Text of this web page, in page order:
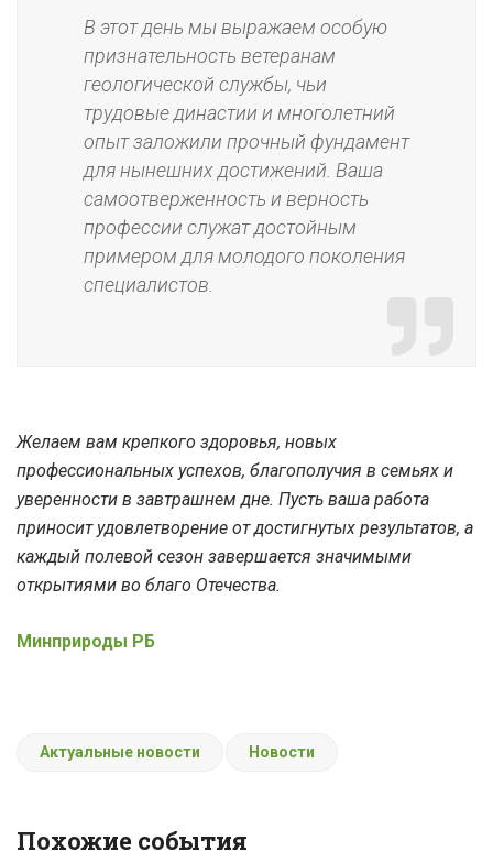
В этот день мы выражаем особую
признательность ветеранам
геологической службы, чьи
трудовые династии и многолетний
опыт заложили прочный фундамент
для нынешних достижений. Ваша
самоотверженность и верность
профессии служат достойным
примером для молодого поколения
специалистов.
Желаем вам крепкого здоровья, новых
профессиональных успехов, благополучия в семьях и
уверенности в завтрашнем дне. Пусть ваша работа
приносит удовлетворение от достигнутых результатов, а
каждый полевой сезон завершается значимыми
открытиями во благо Отечества.
Минприроды РБ
Актуальные новости Новости
Похожие события